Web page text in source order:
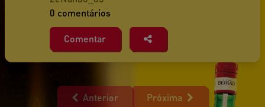
0 comentários
Comentar
Anterior Próxima